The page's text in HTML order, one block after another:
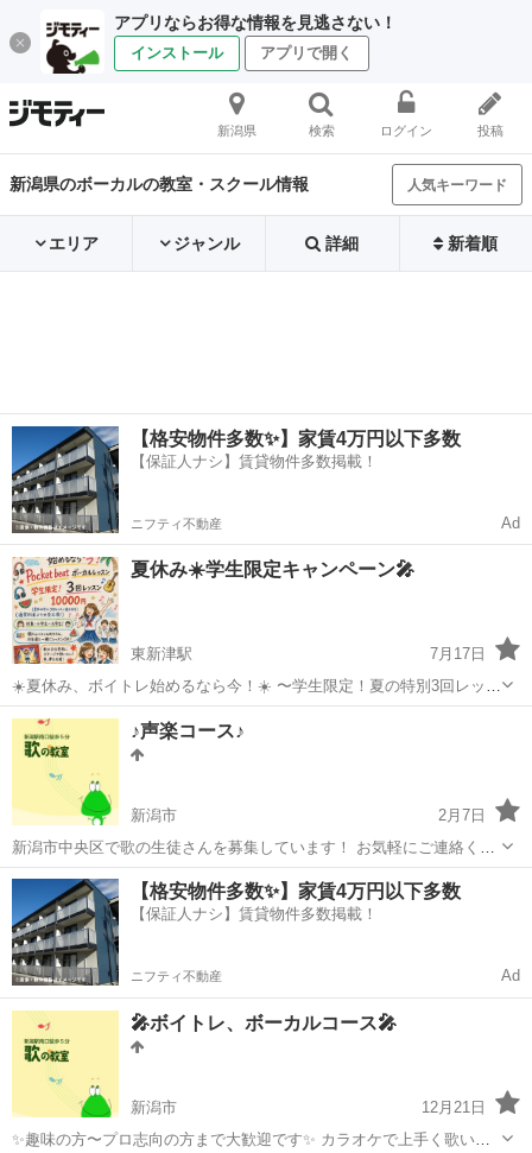
アプリならお得な情報を見逃さない！
インストール アプリで開く
新潟県 検索 ログイン 投稿
新潟県のボーカルの教室・スクール情報 人気キーワード
エリア ジャンル 詳細 新着順
【格安物件多数✨】家賃4万円以下多数
【保証人ナシ】賃貸物件多数掲載！
ニフティ不動産 Ad
夏休み☀️学生限定キャンペーン🎤
東新津駅
7月17日
☀️夏休み、ボイトレ始めるなら今！☀️ 〜学生限定！夏の特別3回レッス
ンスタート！〜 みなさん、こんにちは！ 今年の夏休み、何か新しいこ
とにチャレンジしてみませんか？✨ 「カラオケでもっと上手く歌いた
い！」 「秋の文化祭の...
新潟 新潟市 東新津駅
♪声楽コース♪
新潟市
2月7日
新潟市中央区で歌の生徒さんを募集しています！ お気軽にご連絡くだ
さい。 🅿️駐車場完備 ※女性の方限定になります HP、インスタ開設し
ました♪こちらからもお問い合わせ可能です^ ^ HP http://uta-no-ky...
新潟 新潟市 ボーカル 声楽
【格安物件多数✨】家賃4万円以下多数
【保証人ナシ】賃貸物件多数掲載！
ニフティ不動産 Ad
🎤ボイトレ、ボーカルコース🎤
新潟市
12月21日
✨趣味の方〜プロ志向の方まで大歓迎です✨ カラオケで上手く歌いた